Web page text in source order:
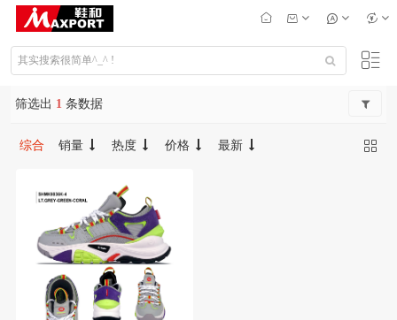
筛选出 1 条数据
综合 销量 热度 价格 最新